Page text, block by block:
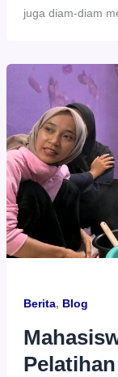
juga diam-diam
Berita, Blog